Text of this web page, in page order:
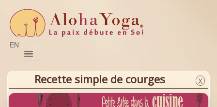
EN
Pratiques
Naturo
Formations Magazine Nous joindre
X
Recette simple de courges